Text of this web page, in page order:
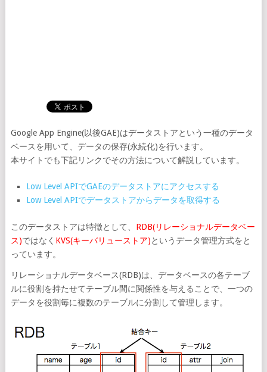
Google App Engine(以後GAE)はデータストアという一種のデータ
ベースを用いて、データの保存(永続化)を行います。
本サイトでも下記リンクでその方法について解説しています。
Low Level APIでGAEのデータストアにアクセスする
Low Level APIでデータストアからデータを取得する
このデータストアは特徴として、 RDB(リレーショナルデータベー
ス)ではなく KVS(キーバリューストア)というデータ管理方式をと
っています。
リレーショナルデータベース(RDB)は、データベースの各テーブ
ルに役割を持たせてテーブル間に関係性を与えることで、一つの
データを役割毎に複数のテーブルに分割して管理します。